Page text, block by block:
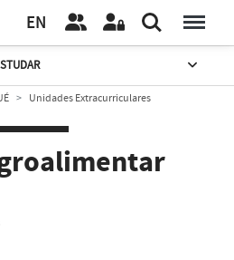
EN
Unidades Extracurriculares